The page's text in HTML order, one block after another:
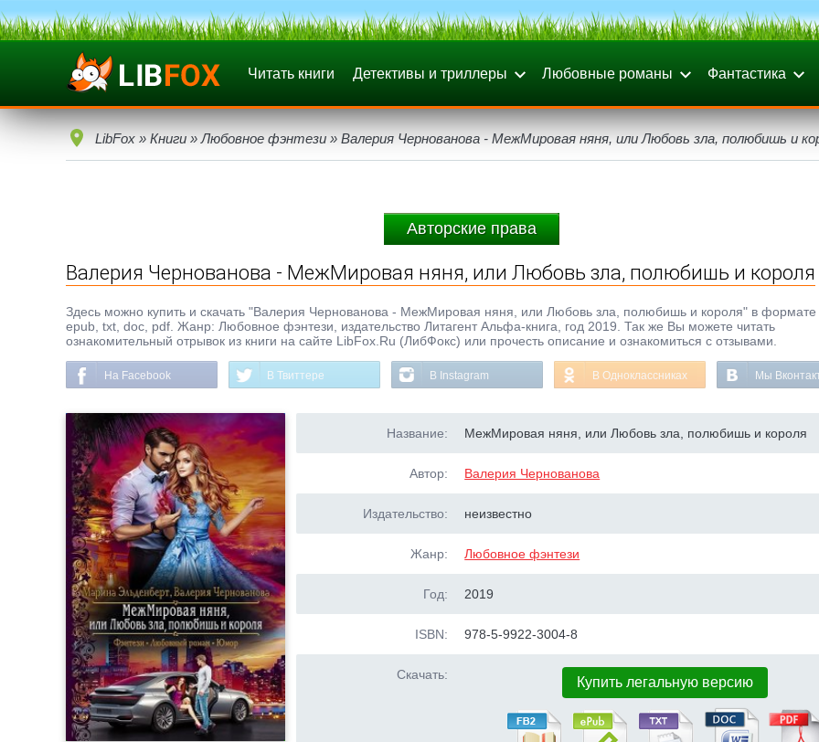
Читать книги Детективы и триллеры Любовные романы Фантастика
LibFox » Книги » Любовное фэнтези » Валерия Чернованова - МежМировая няня, или Любовь зла, полюбишь и
Авторские права
Валерия Чернованова - МежМировая няня, или Любовь зла, полюбишь и короля
Здесь можно купить и скачать "Валерия Чернованова - МежМировая няня, или Любовь зла, полюбишь и короля" в формате
epub, txt, doc, pdf. Жанр: Любовное фэнтези, издательство Литагент Альфа-книга, год 2019. Так же Вы можете читать
ознакомительный отрывок из книги на сайте LibFox.Ru (ЛибФокс) или прочесть описание и ознакомиться с отзывами.
На Facebook В Твиттере В Instagram В Одноклассниках Мы
Название: МежМировая няня, или Любовь зла, полюбишь и короля
Автор: Валерия Чернованова
Издательство: неизвестно
Жанр: Любовное фэнтези
Год: 2019
ISBN: 978-5-9922-3004-8
Скачать: Купить легальную версию